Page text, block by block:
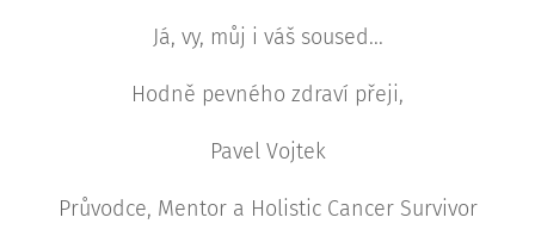
Já, vy, můj i váš soused...
Hodně pevného zdraví přeji,
Pavel Vojtek
Průvodce, Mentor a Holistic Cancer Survivor